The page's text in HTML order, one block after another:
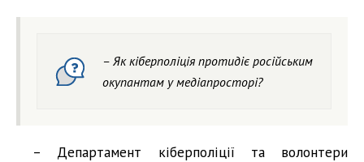
– Як кіберполіція протидіє російським
окупантам у медіапросторі?
– Департамент кіберполіції та волонтери